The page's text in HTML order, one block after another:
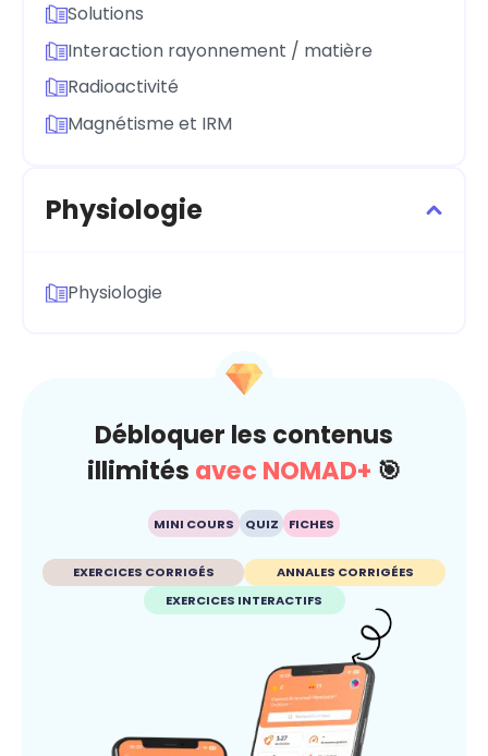
Solutions
Interaction rayonnement / matière
Radioactivité
Magnétisme et IRM
Physiologie
Physiologie
Débloquer les contenus
illimités avec NOMAD+ 🎯
MINI COURS QUIZ FICHES
EXERCICES CORRIGÉS
ANNALES CORRIGÉES
EXERCICES INTERACTIFS